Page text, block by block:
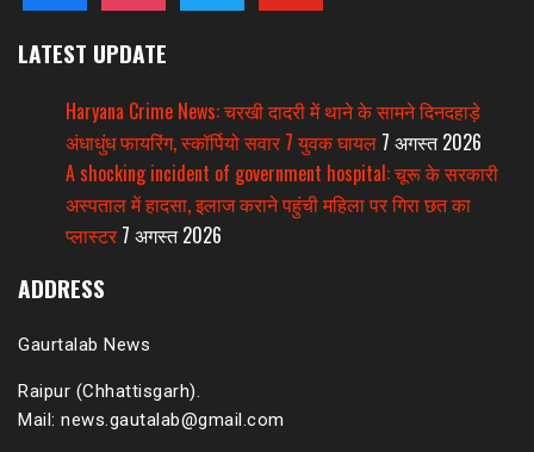
LATEST UPDATE
Haryana Crime News: चरखी दादरी में थाने के सामने दिनदहाड़े
अंधाधुंध फायरिंग, स्कॉर्पियो सवार 7 युवक घायल 7 अगस्त 2026
A shocking incident of government hospital: चूरू के सरकारी
अस्पताल में हादसा, इलाज कराने पहुंची महिला पर गिरा छत का
प्लास्टर 7 अगस्त 2026
ADDRESS
Gaurtalab News
Raipur (Chhattisgarh).
Mail: news.gautalab@gmail.com